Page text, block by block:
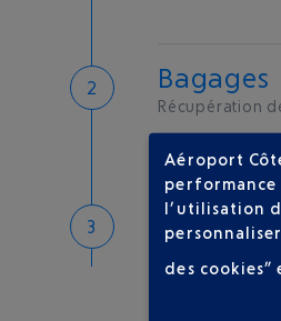
Bagages
Récupération
Hôtels de
Aéroport
performance
l’utilisation
des cookies”